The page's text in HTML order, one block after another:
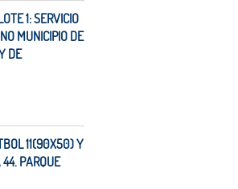
1: SERVICIO
MUNICIPIO DE
DE
11(90X50) Y
PARQUE